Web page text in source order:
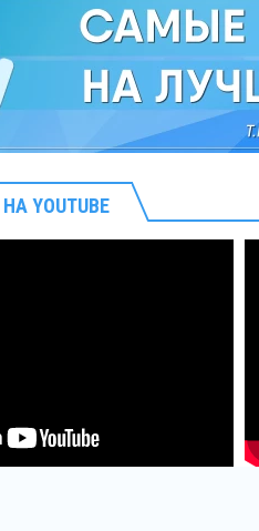
YOUTUBE